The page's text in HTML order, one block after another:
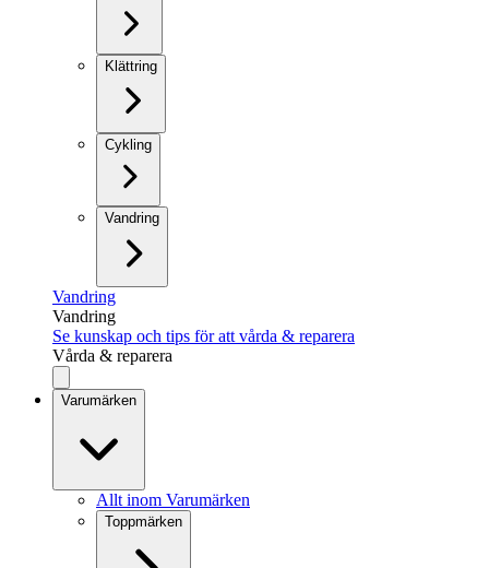
Klättring
Cykling
Vandring
Vandring
Vandring
Se kunskap och tips för att vårda & reparera
Vårda & reparera
Varumärken
Allt inom Varumärken
Toppmärken